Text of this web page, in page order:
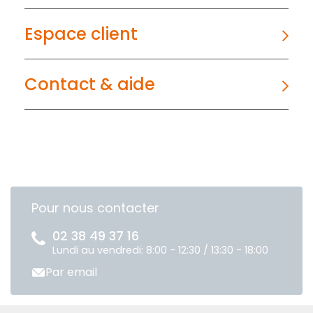
Espace client
Contact & aide
Pour nous contacter
02 38 49 37 16
Lundi au vendredi: 8:00 - 12:30 / 13:30 - 18:00
Par email